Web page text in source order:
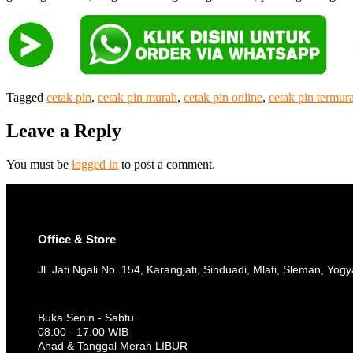
Tagged cetak pin, cetak pin murah, cetak pin online, cetak pin
Leave a Reply
You must be logged in to post a comment.
Office & Store
Jl. Jati Ngali No. 154, Karangjati, Sinduadi, Mlati, Sleman,
Buka Senin - Sabtu
08.00 - 17.00 WIB
Ahad & Tanggal Merah LIBUR